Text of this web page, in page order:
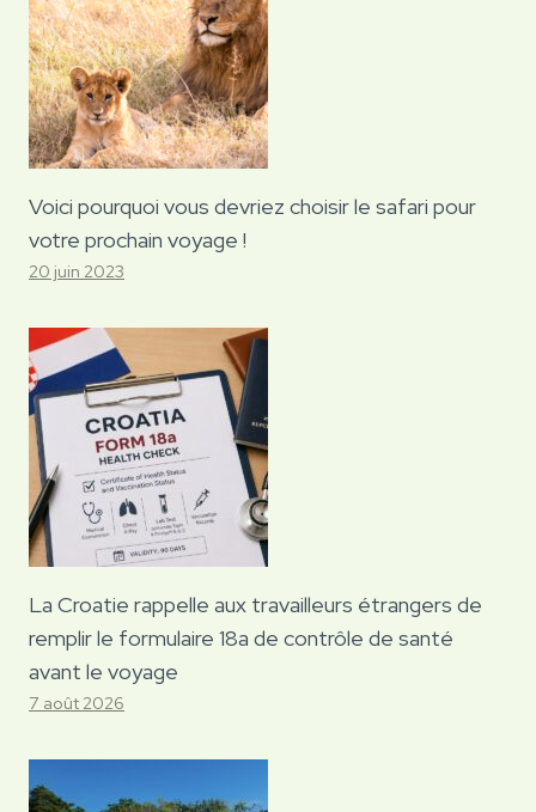
Voici pourquoi vous devriez choisir le safari pour
votre prochain voyage !
20 juin 2023
La Croatie rappelle aux travailleurs étrangers de
remplir le formulaire 18a de contrôle de santé
avant le voyage
7 août 2026